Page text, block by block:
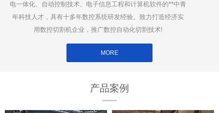
电一体化、自动控制技术、电子信息工程和计算机软件的**中青
年科技人才，具有十多年数控系统研发经验。致力打造经济实
用数控切割机企业，推广数控自动化切割技术!
MORE
产品案例